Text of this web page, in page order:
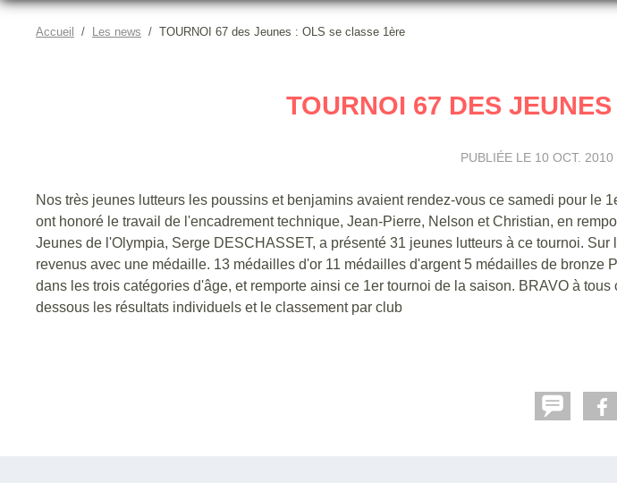
Accueil Les news TOURNOI 67 des Jeunes : OLS se classe 1ère
TOURNOI 67 DES
PUBLIÉE LE 10 OCT. 2010
Nos très jeunes lutteurs les poussins et benjamins avaient rendez-vous ce samedi pour le
ont honoré le travail de l'encadrement technique, Jean-Pierre, Nelson et Christian, en
Jeunes de l'Olympia, Serge DESCHASSET, a présenté 31 jeunes lutteurs à ce tournoi.
revenus avec une médaille. 13 médailles d'or 11 médailles d'argent 5 médailles de bronze
dans les trois catégories d'âge, et remporte ainsi ce 1er tournoi de la saison. BRAVO à
dessous les résultats individuels et le classement par club